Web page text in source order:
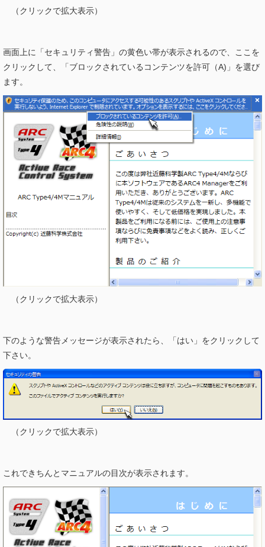
（クリックで拡大表示）
画面上に「セキュリティ警告」の黄色い帯が表示されるので、ここを
クリックして、「ブロックされているコンテンツを許可（A)」を選び
ます。
（クリックで拡大表示）
下のような警告メッセージが表示されたら、「はい」をクリックして
下さい。
（クリックで拡大表示）
これできちんとマニュアルの目次が表示されます。